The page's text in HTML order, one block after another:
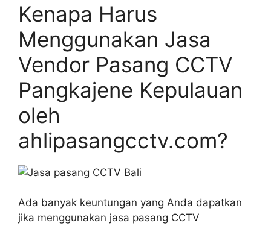
Kenapa Harus
Menggunakan Jasa
Vendor Pasang CCTV
Pangkajene Kepulauan
oleh
ahlipasangcctv.com?
Ada banyak keuntungan yang Anda dapatkan
jika menggunakan jasa pasang CCTV